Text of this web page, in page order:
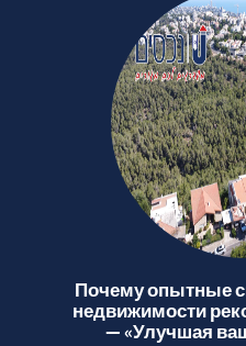
Почему опытные
недвижимости
— «Улучшая